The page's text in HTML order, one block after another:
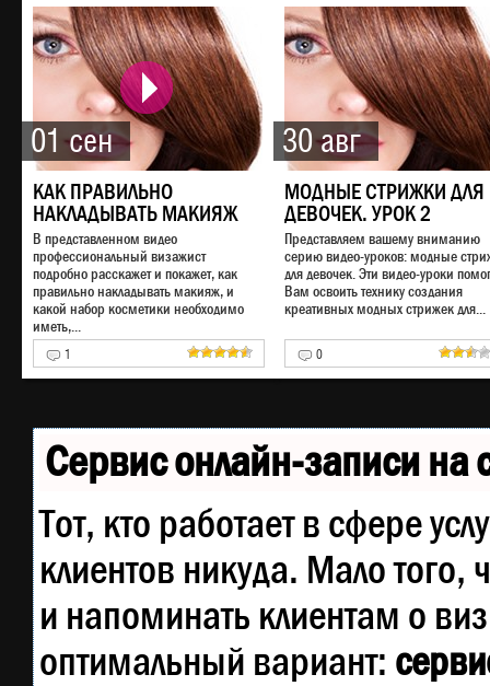
01 сен
КАК ПРАВИЛЬНО
НАКЛАДЫВАТЬ МАКИЯЖ
В представленном видео
профессиональный визажист
подробно расскажет и покажет, как
правильно накладывать макияж, и
какой набор косметики необходимо
иметь,...
1
30 авг
МОДНЫЕ СТРИЖКИ ДЛЯ
ДЕВОЧЕК. УРОК 2
Представляем вашему вниманию
серию видео-уроков: модные
для девочек. Эти видео-уроки
Вам освоить технику создания
креативных модных стрижек для...
0
Сервис онлайн-записи на
Тот, кто работает в сфере
клиентов никуда. Мало того,
и напоминать клиентам о
оптимальный вариант: